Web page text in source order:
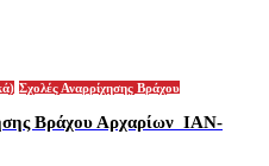
Σχολές Αναρρίχησης Βράχου
Βράχου Αρχαρίων ΙΑΝ-